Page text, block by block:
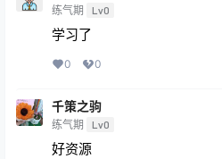
练气期 Lv0
学习了
0 0
千策之驹
练气期 Lv0
好资源